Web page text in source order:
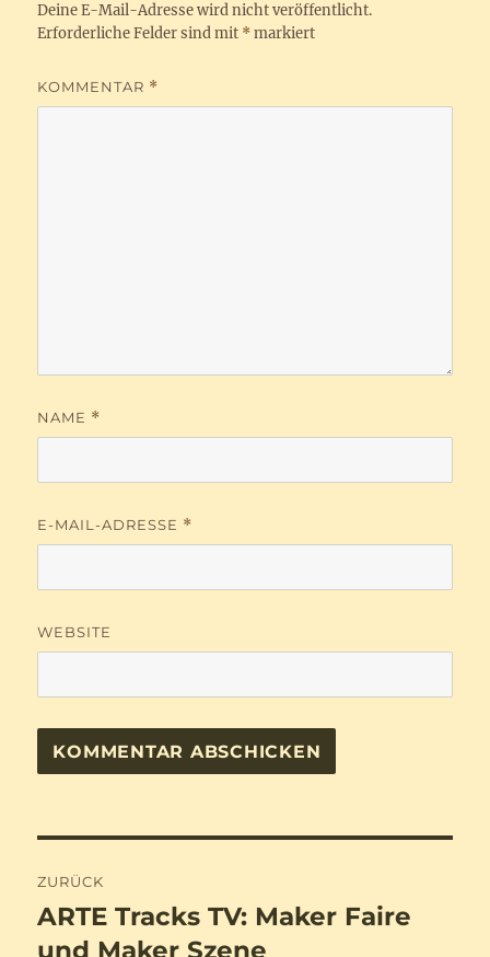
Deine E-Mail-Adresse wird nicht veröffentlicht.
Erforderliche Felder sind mit * markiert
KOMMENTAR *
NAME *
E-MAIL-ADRESSE *
WEBSITE
ZURÜCK
Vorheriger
Beitrag:
ARTE Tracks TV: Maker Faire
und Maker Szene